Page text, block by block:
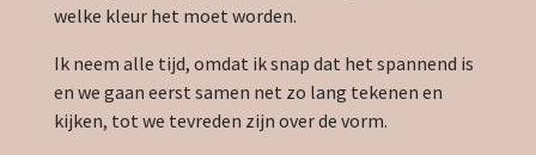
welke kleur het moet worden.
Ik neem alle tijd, omdat ik snap dat het spannend is
en we gaan eerst samen net zo lang tekenen en
kijken, tot we tevreden zijn over de vorm.